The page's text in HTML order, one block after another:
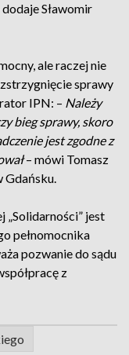
dodaje Sławomir
ale raczej nie
sprawy
IPN: – Należy
bieg sprawy, skoro
jest zgodne z
– mówi Tomasz
Gdańsku.
jest
pełnomocnika
pozwanie do sądu
z